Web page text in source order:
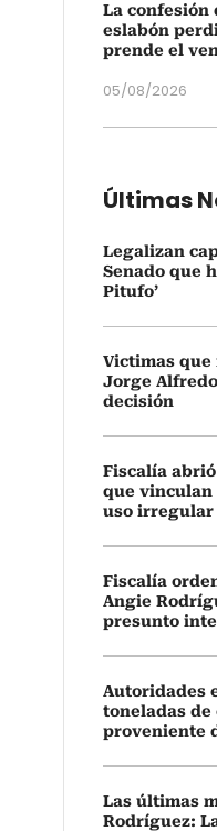
La confesión
eslabón
prende el
05/08/2026
Últimas
Legalizan
Senado que
Pitufo’
Victimas que
Jorge
decisión
Fiscalía
que vinculan
uso irregular
Fiscalía
Angie
presunto
Autoridades
toneladas de
proveniente
Las últimas
Rodríguez: